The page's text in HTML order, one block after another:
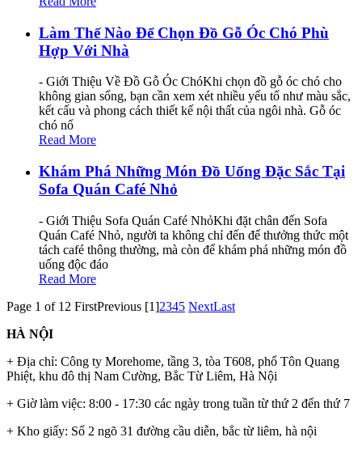
Làm Thế Nào Để Chọn Đồ Gỗ Óc Chó Phù
Hợp Với Nhà
- Giới Thiệu Về Đồ Gỗ Óc ChóKhi chọn đồ gỗ óc chó cho
không gian sống, bạn cần xem xét nhiều yếu tố như màu sắc,
kết cấu và phong cách thiết kế nội thất của ngôi nhà. Gỗ óc
chó nổ
Read More
Khám Phá Những Món Đồ Uống Đặc Sắc Tại
Sofa Quán Café Nhỏ
- Giới Thiệu Sofa Quán Café NhỏKhi đặt chân đến Sofa
Quán Café Nhỏ, người ta không chỉ đến để thưởng thức một
tách café thông thường, mà còn để khám phá những món đồ
uống độc đáo
Read More
Page 1 of 12 FirstPrevious [1]2345 NextLast
HÀ NỘI
+ Địa chỉ: Công ty Morehome, tầng 3, tòa T608, phố Tôn Quang
Phiệt, khu đô thị Nam Cường, Bắc Từ Liêm, Hà Nội
+ Giờ làm việc: 8:00 - 17:30 các ngày trong tuần từ thứ 2 đến thứ 7
+ Kho giấy: Số 2 ngõ 31 đường cầu diễn, bắc từ liêm, hà nội